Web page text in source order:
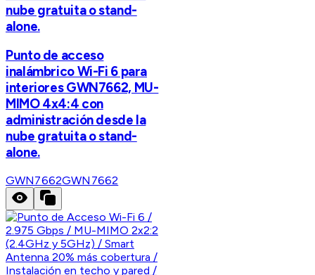
nube gratuita o stand-
alone.
Punto de acceso
inalámbrico Wi-Fi 6 para
interiores GWN7662, MU-
MIMO 4x4:4 con
administración desde la
nube gratuita o stand-
alone.
GWN7662GWN7662